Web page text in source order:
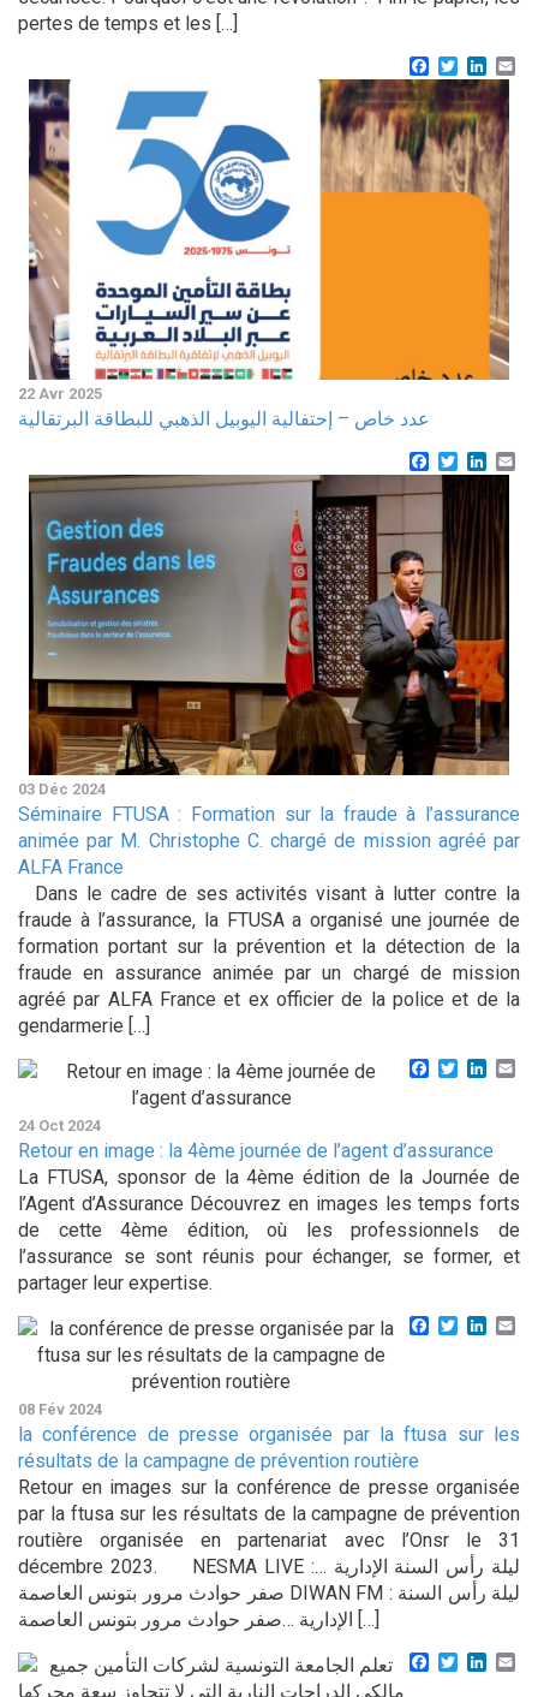
pertes de temps et les […]
Facebook
Twitter
22 Avr 2025
عدد خاص – إحتفالية اليوبيل الذهبي للبطاقة البرتقالية
Facebook
Twitter
03 Déc 2024
Séminaire FTUSA : Formation sur la fraude à l’assurance
animée par M. Christophe C. chargé de mission agréé par
ALFA France
Dans le cadre de ses activités visant à lutter contre la
fraude à l’assurance, la FTUSA a organisé une journée de
formation portant sur la prévention et la détection de la
fraude en assurance animée par un chargé de mission
agréé par ALFA France et ex officier de la police et de la
gendarmerie […]
Facebook
Twitter
24 Oct 2024
Retour en image : la 4ème journée de l’agent d’assurance
La FTUSA, sponsor de la 4ème édition de la Journée de
l’Agent d’Assurance Découvrez en images les temps forts
de cette 4ème édition, où les professionnels de
l’assurance se sont réunis pour échanger, se former, et
partager leur expertise.
Facebook
Twitter
08 Fév 2024
la conférence de presse organisée par la ftusa sur les
résultats de la campagne de prévention routière
Retour en images sur la conférence de presse organisée
par la ftusa sur les résultats de la campagne de prévention
routière organisée en partenariat avec l’Onsr le 31
décembre 2023. NESMA LIVE :ليلة رأس السنة الإدارية …
صفر حوادث مرور بتونس العاصمة DIWAN FM : ليلة رأس السنة
الإدارية …صفر حوادث مرور بتونس العاصمة […]
Facebook
Twitter